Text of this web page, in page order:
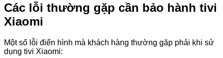
Các lỗi thường gặp cần bảo hành tivi
Xiaomi
Một số lỗi điển hình mà khách hàng thường gặp phải khi sử
dụng tivi Xiaomi: